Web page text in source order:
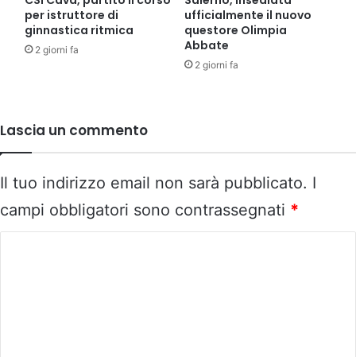
per istruttore di
ginnastica ritmica
2 giorni fa
ufficialmente il nuovo
questore Olimpia
Abbate
2 giorni fa
Lascia un commento
Il tuo indirizzo email non sarà pubblicato. I
campi obbligatori sono contrassegnati *